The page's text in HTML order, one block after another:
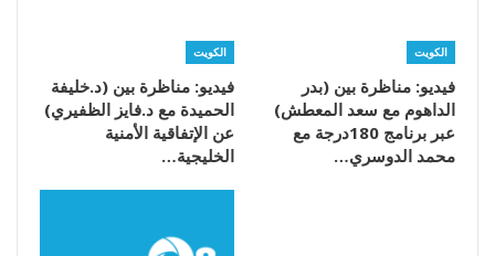
الكويت
فيديو: مناظرة بين (بدر
الداهوم مع سعد المعطش)
عبر برنامج 180درجة مع
محمد الدوسري…
الكويت
فيديو: مناظرة بين (د.خليفة
الحميدة مع د.فايز الظفيري)
عن الإتفاقية الأمنية
الخليجية…